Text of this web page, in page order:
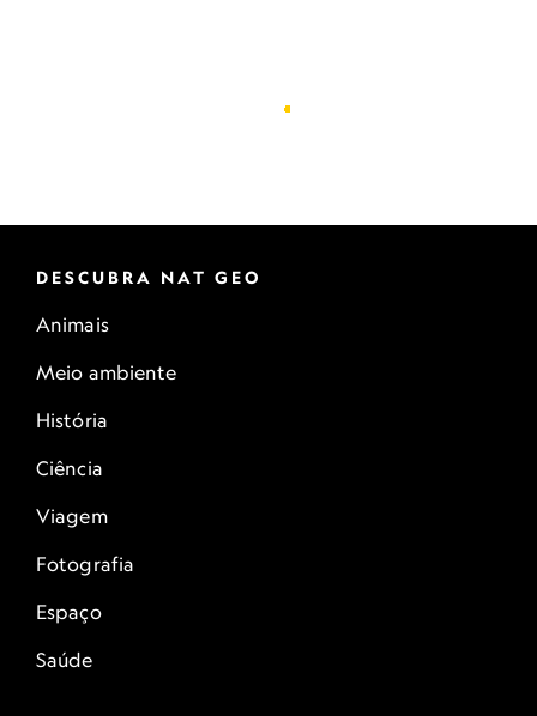
DESCUBRA NAT GEO
Animais
Meio ambiente
História
Ciência
Viagem
Fotografia
Espaço
Saúde